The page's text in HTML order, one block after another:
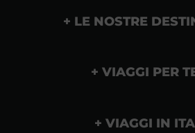
LE NOSTRE
VIAGGI PER
VIAGGI IN